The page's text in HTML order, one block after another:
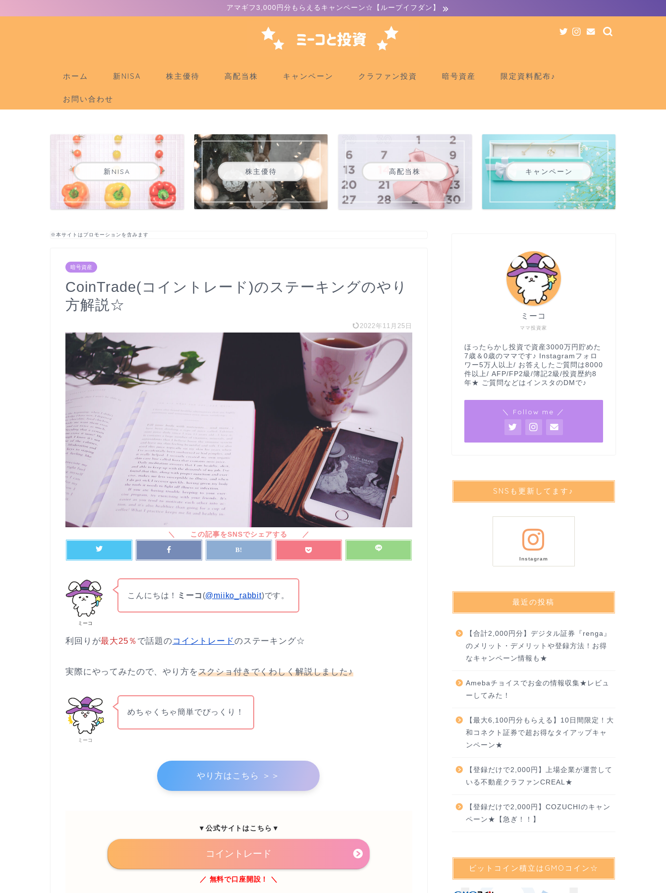
アマギフ3,000円分もらえるキャンペーン☆【ループイフダン】
ホーム 新NISA 株主優待 高配当株 キャンペーン クラファン投資 暗号資産 限定資料配布♪
お問い合わせ
新NISA 株主優待 高配当株 キャンペーン
※本サイトはプロモーションを含みます
暗号資産
CoinTrade(コイントレード)のステーキングのやり
方解説☆
2022年11月25日
ミーコ
こんにちは！ ミーコ (@miiko_rabbit)です。
利回りが最大25％ で話題のコイントレードのステーキング☆
実際にやってみたので、やり方をスクショ付きでくわしく解説しました♪
ミーコ
めちゃくちゃ簡単でびっくり！
やり方はこちら ＞＞
▼公式サイトはこちら▼
コイントレード
／ 無料で口座開設！ ＼
ママ投資家
ミーコ
ほったらかし投資で資産3000万円貯めた
7歳＆0歳のママです♪ Instagramフォロ
ワー5万人以上/ お答えしたご質問は8000
件以上/ AFP/FP2級/簿記2級/投資歴約8
年★ ご質問などはインスタのDMで♪
＼ Follow me ／
SNSも更新してます♪
Instagram
最近の投稿
【合計2,000円分】デジタル証券『renga』
のメリット・デメリットや登録方法！お得
なキャンペーン情報も★
Amebaチョイスでお金の情報収集★レビュ
ーしてみた！
【最大6,100円分もらえる】10日間限定！大
和コネクト証券で超お得なタイアップキャ
ンペーン★
【登録だけで2,000円】上場企業が運営して
いる不動産クラファンCREAL★
【登録だけで2,000円】COZUCHIのキャン
ペーン★【急ぎ！！】
ビットコイン積立はGMOコイン☆